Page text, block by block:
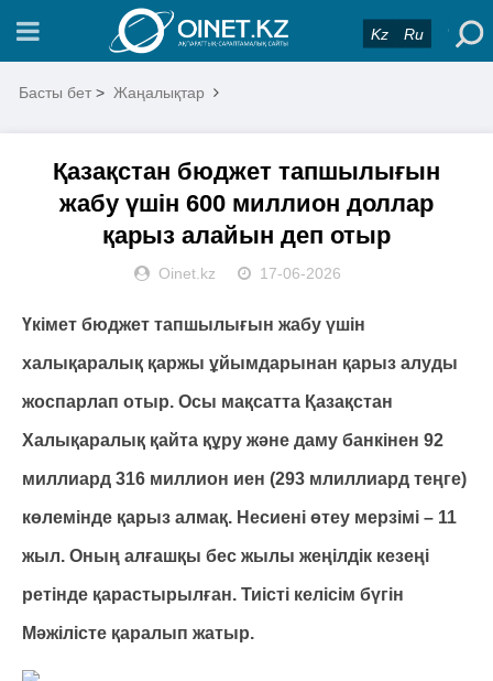
Kz Ru
Басты бет > Жаңалықтар
Қазақстан бюджет тапшылығын
жабу үшін 600 миллион доллар
қарыз алайын деп отыр
Oinet.kz 17-06-2026
Үкімет бюджет тапшылығын жабу үшін
халықаралық қаржы ұйымдарынан қарыз алуды
жоспарлап отыр. Осы мақсатта Қазақстан
Халықаралық қайта құру және даму банкінен 92
миллиард 316 миллион иен (293 млиллиард теңге)
көлемінде қарыз алмақ. Несиені өтеу мерзімі – 11
жыл. Оның алғашқы бес жылы жеңілдік кезеңі
ретінде қарастырылған. Тиісті келісім бүгін
Мәжілісте қаралып жатыр.